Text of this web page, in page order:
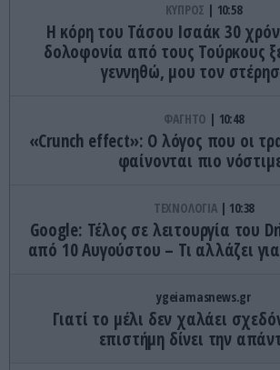
ΚΥΠΡΟΣ 10:58
Η κόρη του Τάσου Ισαάκ 30
δολοφονία από τους Τούρκους
γεννηθώ, μου τον
ΦΑΓΗΤΟ 10:48
«Crunch effect»: Ο λόγος που οι
φαίνονται πιο
ΤΕΧΝΟΛΟΓΙΑ 10:38
Google: Τέλος σε λειτουργία του
από 10 Αυγούστου – Τι αλλάζει
ygeiamasnews.gr
Γιατί το μέλι δεν χαλάει
επιστήμη δίνει την